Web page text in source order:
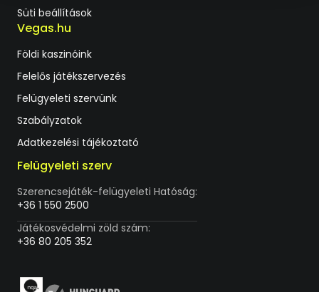
Süti beállítások
Vegas.hu
Földi kaszinóink
Felelős játékszervezés
Felügyeleti szervünk
Szabályzatok
Adatkezelési tájékoztató
Felügyeleti szerv
Szerencsejáték-felügyeleti Hatóság:
+36 1 550 2500
Játékosvédelmi zöld szám:
+36 80 205 352